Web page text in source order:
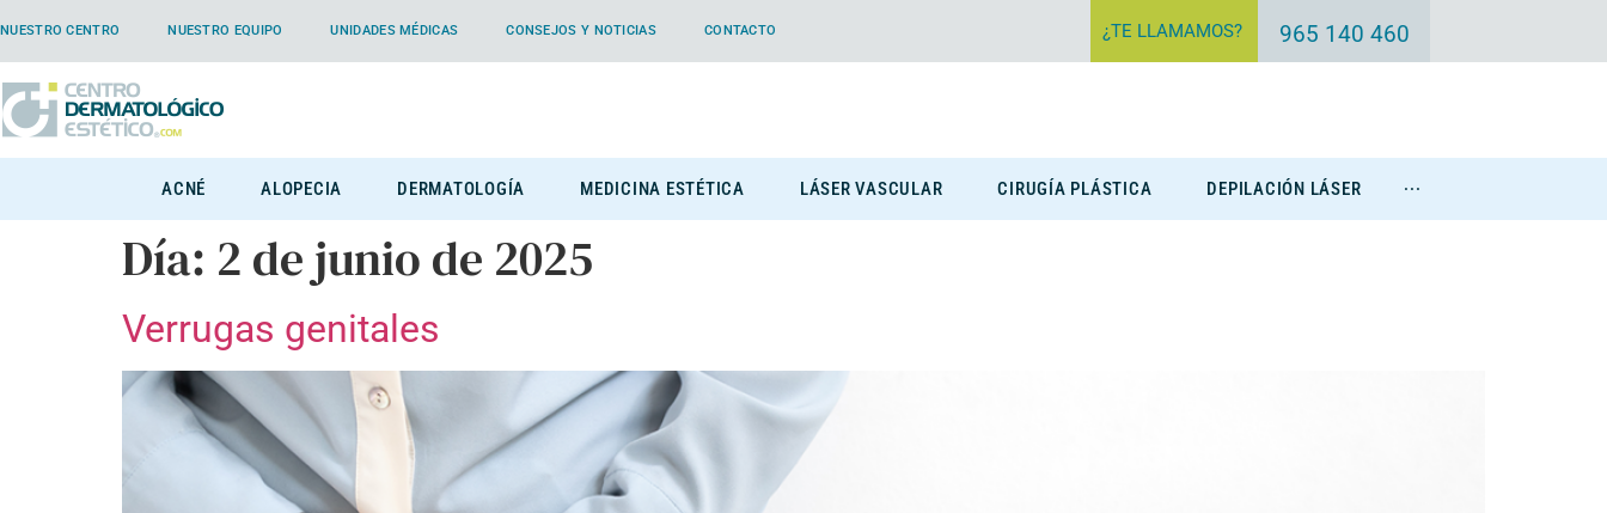
NUESTRO CENTRO NUESTRO EQUIPO UNIDADES MÉDICAS CONSEJOS Y NOTICIAS CONTACTO ¿TE LLAMAMOS? 965 140 460
ACNÉ ALOPECIA DERMATOLOGÍA MEDICINA ESTÉTICA LÁSER VASCULAR CIRUGÍA PLÁSTICA DEPILACIÓN LÁSER ···
Día: 2 de junio de 2025
Verrugas genitales